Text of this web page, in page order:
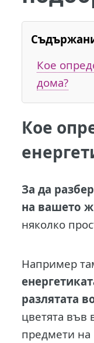
Кое
дома?
Кое
За да
на вашето
няколко
Например
разлятата
цветята във
предмети на